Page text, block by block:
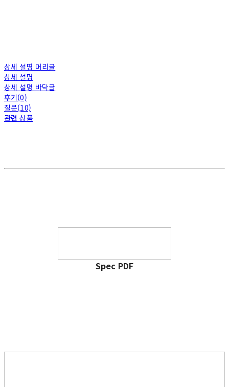
상세 설명 머리글
상세 설명
상세 설명 바닥글
후기(0)
질문(10)
관련 상품
Spec PDF